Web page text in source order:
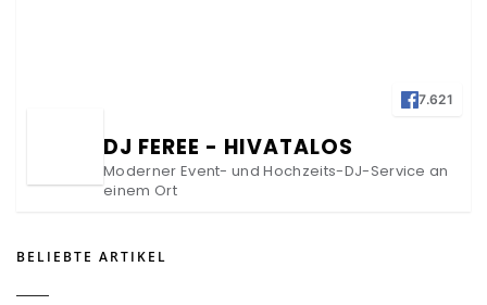
7.621
DJ FEREE - HIVATALOS
Moderner Event- und Hochzeits-DJ-Service an
einem Ort
BELIEBTE ARTIKEL